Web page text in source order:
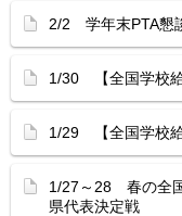
2/2 学年末PTA懇
1/30 【全国学校
1/29 【全国学校
1/27～28 春の全
県代表決定戦